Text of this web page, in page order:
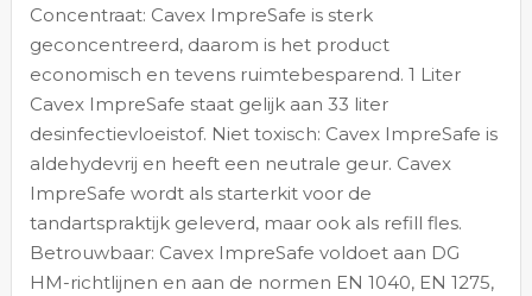
Concentraat: Cavex ImpreSafe is sterk
geconcentreerd, daarom is het product
economisch en tevens ruimtebesparend. 1 Liter
Cavex ImpreSafe staat gelijk aan 33 liter
desinfectievloeistof. Niet toxisch: Cavex ImpreSafe is
aldehydevrij en heeft een neutrale geur. Cavex
ImpreSafe wordt als starterkit voor de
tandartspraktijk geleverd, maar ook als refill fles.
Betrouwbaar: Cavex ImpreSafe voldoet aan DG
HM-richtlijnen en aan de normen EN 1040, EN 1275,